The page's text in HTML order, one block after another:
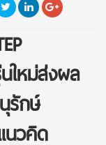
ใหม่ส่งผล
รักษ์
นวคิด